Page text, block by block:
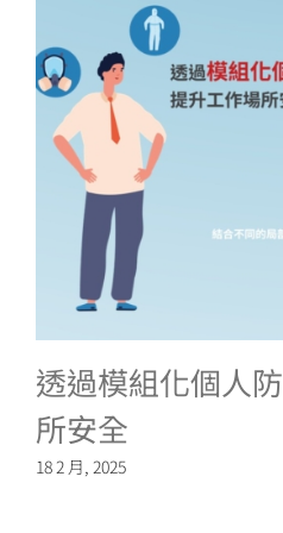
透過模組化個人
所安全
18 2 月, 2025